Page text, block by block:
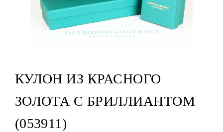
КУЛОН ИЗ КРАСНОГО
ЗОЛОТА С БРИЛЛИАНТОМ
(053911)